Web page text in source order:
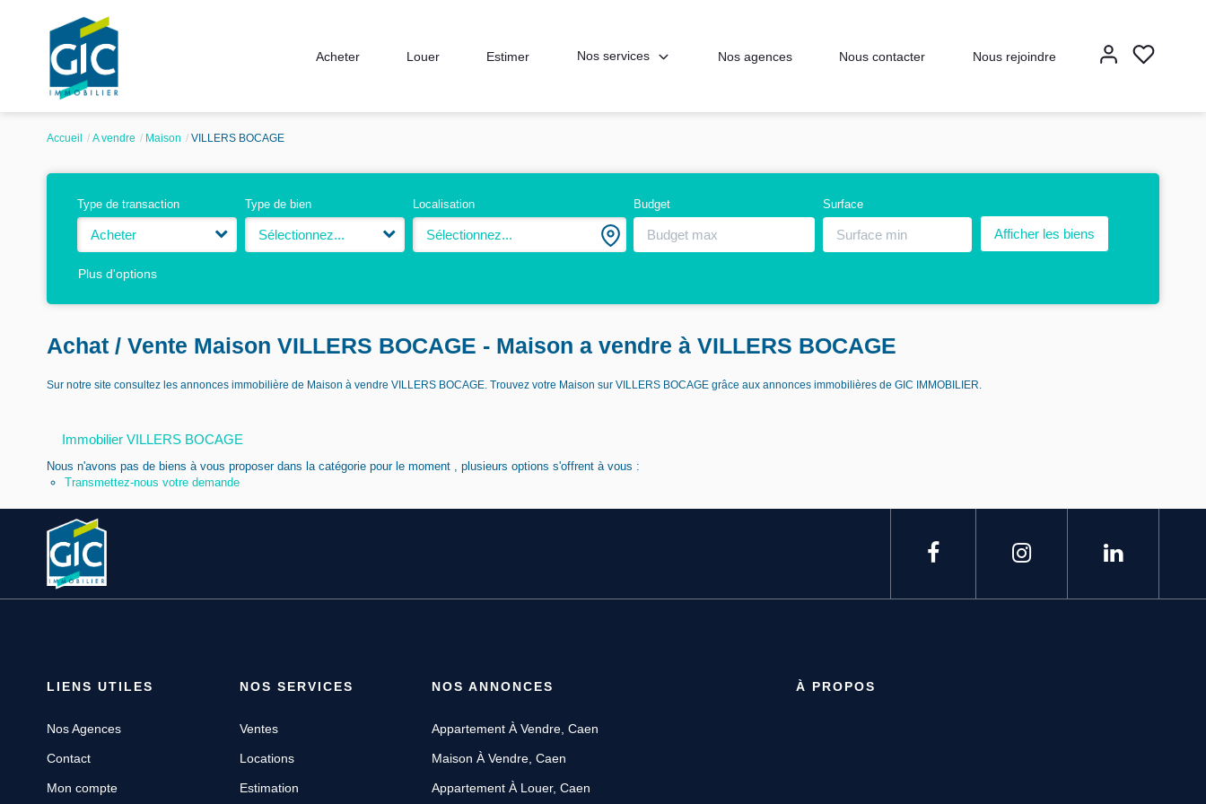
Acheter Louer Estimer Nos services Nos agences Nous contacter Nous rejoindre
Accueil A vendre Maison VILLERS BOCAGE
Type de transaction
Acheter
Type de bien
Sélectionnez...
Localisation
Sélectionnez...
Budget Surface
Plus d'options
Achat / Vente Maison VILLERS BOCAGE - Maison a vendre à VILLERS BOCAGE
Sur notre site consultez les annonces immobilière de Maison à vendre VILLERS BOCAGE. Trouvez votre Maison sur VILLERS BOCAGE grâce aux annonces immobilières de GIC IMMOBILIER.
Immobilier VILLERS BOCAGE
Nous n'avons pas de biens à vous proposer dans la catégorie pour le moment , plusieurs options s'offrent à vous :
Transmettez-nous votre demande
LIENS UTILES
Nos Agences
Contact
Mon compte
NOS SERVICES
Ventes
Locations
Estimation
NOS ANNONCES
Appartement À Vendre, Caen
Maison À Vendre, Caen
Appartement À Louer, Caen
À PROPOS